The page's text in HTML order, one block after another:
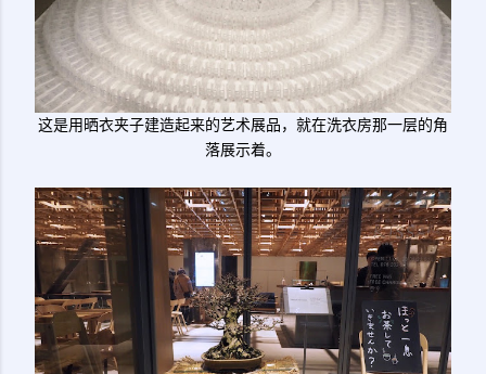
这是用晒衣夹子建造起来的艺术展品，就在洗衣房那一层的角
落展示着。